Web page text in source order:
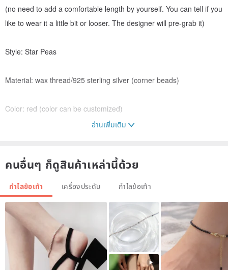
(no need to add a comfortable length by yourself. You can tell if you
like to wear it a little bit or looser. The designer will pre-grab it)
Style: Star Peas
Material: wax thread/925 sterling silver (corner beads)
Color: red (color can be customized)
Method wear: The tail chain Silver clasps the other end into the
rear end of the ring structure with a ring structure with a long rope
hand fixed lanyard (hold) the knotted end and place the other hand
a long string may be fixed (and release tension Are all the same
rope)
อ่านเพิ่มเติม
คนอื่นๆ ก็ดูสินค้าเหล่านี้ด้วย
กำไลข้อเท้า เครื่องประดับ กำไลข้อเท้า